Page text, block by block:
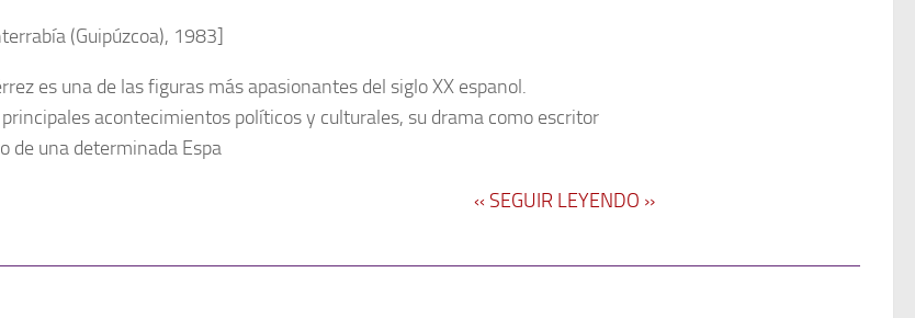
(Guipúzcoa), 1983]
es una de las figuras más apasionantes del siglo XX espanol.
acontecimientos políticos y culturales, su drama como escritor
de una determinada Espa
‹‹ SEGUIR LEYENDO ››